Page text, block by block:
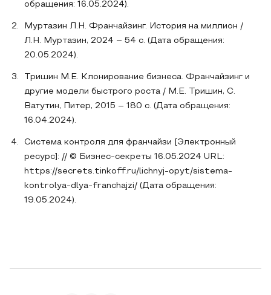
обращения: 16.05.2024).
Муртазин Л.Н. Франчайзинг. История на миллион /
Л.Н. Муртазин, 2024 – 54 с. (Дата обращения:
20.05.2024).
Тришин М.Е. Клонирование бизнеса. Франчайзинг и
другие модели быстрого роста / М.Е. Тришин, С.
Ватутин, Питер, 2015 – 180 с. (Дата обращения:
16.04.2024).
Система контроля для франчайзи [Электронный
ресурс]: // © Бизнес-секреты 16.05.2024 URL:
https://secrets.tinkoff.ru/lichnyj-opyt/sistema-
kontrolya-dlya-franchajzi/ (Дата обращения:
19.05.2024).